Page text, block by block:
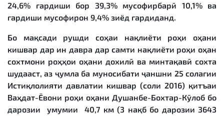
24,6% гардиши бор 39,3% мусофирбарӣ 10,1% ва
гардиши мусофирон 9,4% зиёд гардиданд.
Бо мақсади рушди соҳаи нақлиёти роҳи оҳани
кишвар дар ин давра дар самти нақлиёти роҳи оҳан
сохтмони роҳҳои оҳани дохилӣ ва минтақавӣ сохта
шудааст, аз ҷумла ба муносибати ҷаншни 25 солагии
Истиқлолияти давлатии кишвар (соли 2016) қитъаи
Ваҳдат-Ёвони роҳи оҳани Душанбе-Бохтар-Кӯлоб бо
дарозии умумии 40,7 км (3 нақб бо дарозии 3643